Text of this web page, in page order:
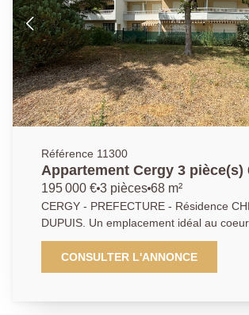
Référence 11300
Appartement Cergy 3 pièce(s)
195 000 € 3 pièces 68 m²
CERGY - PREFECTURE - Résidence
DUPUIS. Un emplacement idéal au coeur
dans un cadre calme et verdoyant face
Préfecture. Dans un immeuble de 3
travaux de ravalement et isolation
CONSULTER L'ANNONCE